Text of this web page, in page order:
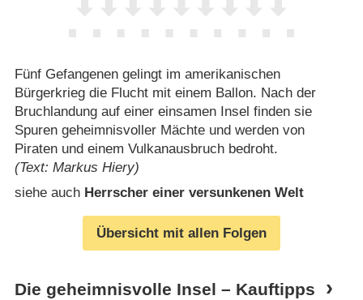
Fünf Gefangenen gelingt im amerikanischen
Bürgerkrieg die Flucht mit einem Ballon. Nach der
Bruchlandung auf einer einsamen Insel finden sie
Spuren geheimnisvoller Mächte und werden von
Piraten und einem Vulkanausbruch bedroht.
(Text: Markus Hiery)
siehe auch Herrscher einer versunkenen Welt
Übersicht mit allen Folgen
Die geheimnisvolle Insel – Kauftipps